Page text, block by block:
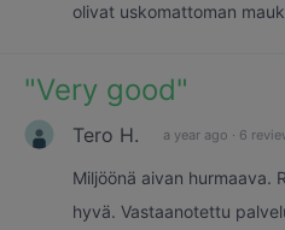
olivat uskomattoman
"Very good"
Tero H. a year ago · 6
Miljöönä aivan hurmaava.
hyvä. Vastaanotettu